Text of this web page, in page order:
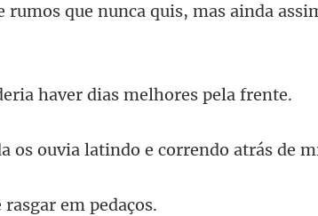
umos que nunca quis, mas ai
haver dias
os ouvia latindo
rasg